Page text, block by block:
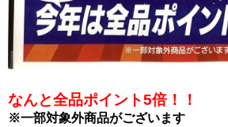
なんと全品ポイント5倍！！
※一部対象外商品がございます